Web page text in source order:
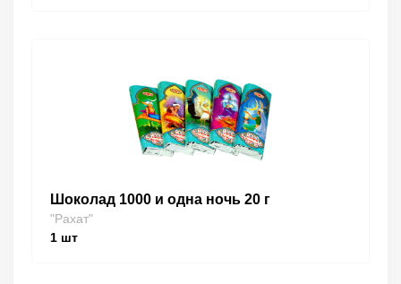
Шоколад 1000 и одна ночь 20 г
"Рахат"
1 шт